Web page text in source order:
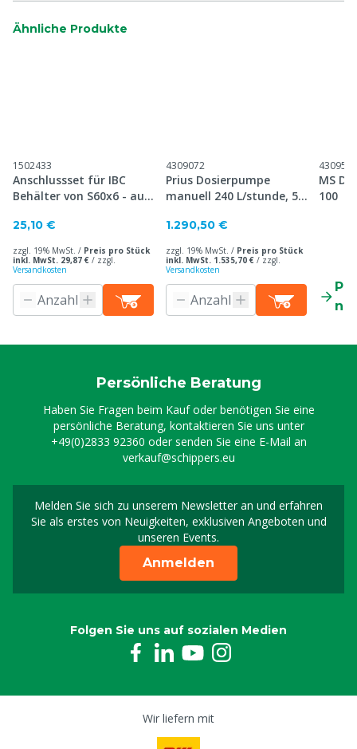
Ähnliche Produkte
1502433
Anschlussset für IBC
Behälter von S60x6 - auf
25,10 €
zzgl. 19% MwSt. / Preis pro Stück
inkl. MwSt. 29,87 € / zzgl.
Versandkosten
4309072
Prius Dosierpumpe
manuell 240 L/stunde, 5
1.290,50 €
zzgl. 19% MwSt. / Preis pro Stück
inkl. MwSt. 1.535,70 € / zzgl.
Versandkosten
4309543
MS
100
Persönliche Beratung
Haben Sie Fragen beim Kauf oder benötigen Sie eine
persönliche Beratung, kontaktieren Sie uns unter
+49(0)2833 92360 oder senden Sie eine E-Mail an
verkauf@schippers.eu
Melden Sie sich zu unserem Newsletter an und erfahren
Sie als erstes von Neuigkeiten, exklusiven Angeboten und
unseren Events.
Melden Sie sich für
Anmelden
Folgen Sie uns auf sozialen Medien
Wir liefern mit